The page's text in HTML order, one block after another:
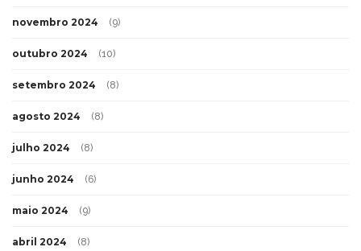
novembro 2024 (9)
outubro 2024 (10)
setembro 2024 (8)
agosto 2024 (8)
julho 2024 (8)
junho 2024 (6)
maio 2024 (9)
abril 2024 (8)